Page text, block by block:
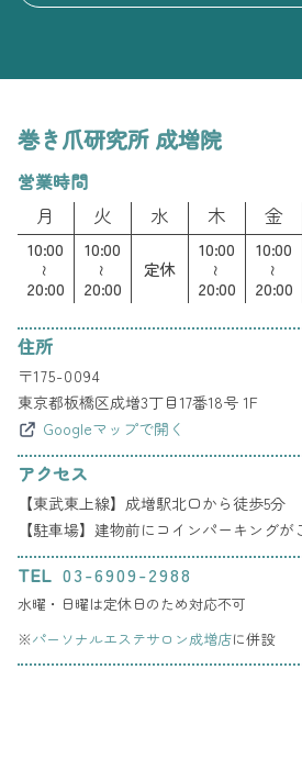
巻き爪研究所 成増院
営業時間
月
火 水 木 金
10:00
～
20:00
10:00
～
20:00
定休
10:00
～
20:00
10:00
～
20:00
住所
〒175-0094
東京都板橋区成増3丁目17番18号 1F
Googleマップで開く
アクセス
【東武東上線】成増駅北口から徒歩5分
【駐車場】 建物前にコインパーキングが
TEL 03-6909-2988
水曜・日曜は定休日のため対応不可
※パーソナルエステサロン成増店に併設